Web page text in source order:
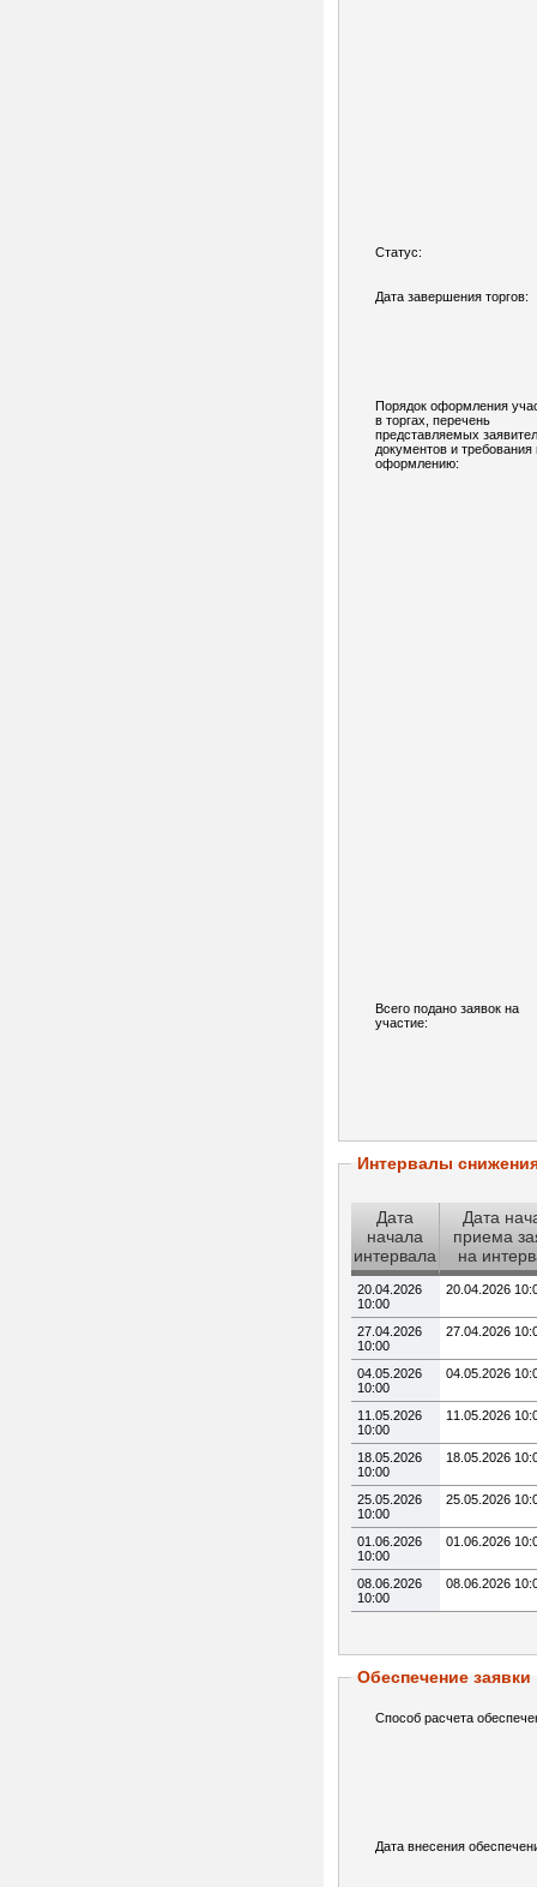
Статус:
Дата завершения торгов:
Порядок оформления
в торгах, перечень
представляемых
документов и требования
оформлению:
Всего подано заявок на
участие:
Интервалы
Дата
начала
интервала
Дата
приема
на
20.04.2026
10:00
20.04.2026
27.04.2026
10:00
27.04.2026
04.05.2026
10:00
04.05.2026
11.05.2026
10:00
11.05.2026
18.05.2026
10:00
18.05.2026
25.05.2026
10:00
25.05.2026
01.06.2026
10:00
01.06.2026
08.06.2026
10:00
08.06.2026
Обеспечение заявки
Способ расчета
Дата внесения